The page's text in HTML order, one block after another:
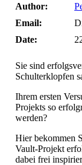
Author:
Email:
Date:
Sie sind
Schulterklopfen
Ihrem ersten
Projekts so
werden?
Hier bekommen
Vault-Projekt
dabei frei